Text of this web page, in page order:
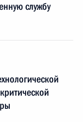
службу